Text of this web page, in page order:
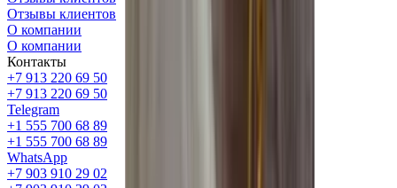
Отзывы клиентов
О компании
О компании
Контакты
+7 913 220 69 50
+7 913 220 69 50
Telegram
+1 555 700 68 89
+1 555 700 68 89
WhatsApp
+7 903 910 29 02